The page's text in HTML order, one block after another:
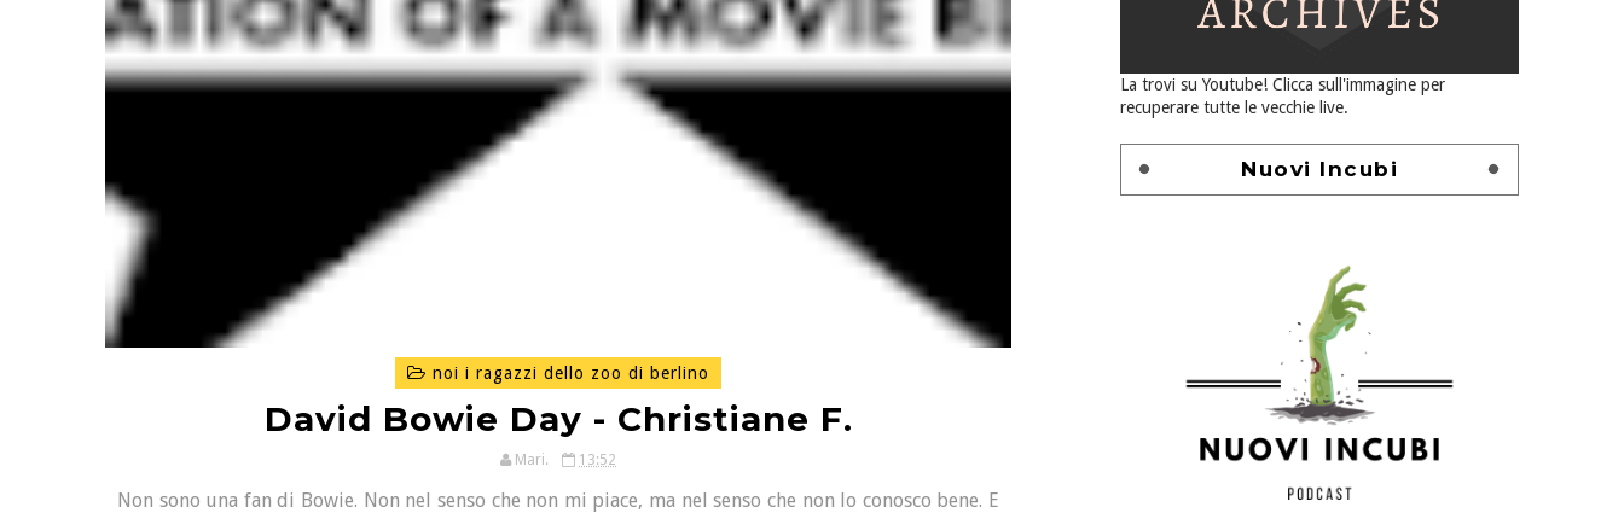
noi i ragazzi dello zoo di berlino
David Bowie Day - Christiane F.
Mari. 13:52
Non sono una fan di Bowie. Non nel senso che non mi piace, ma nel senso che non lo conosco bene. E
La trovi su Youtube! Clicca sull'immagine per
recuperare tutte le vecchie live.
Nuovi Incubi